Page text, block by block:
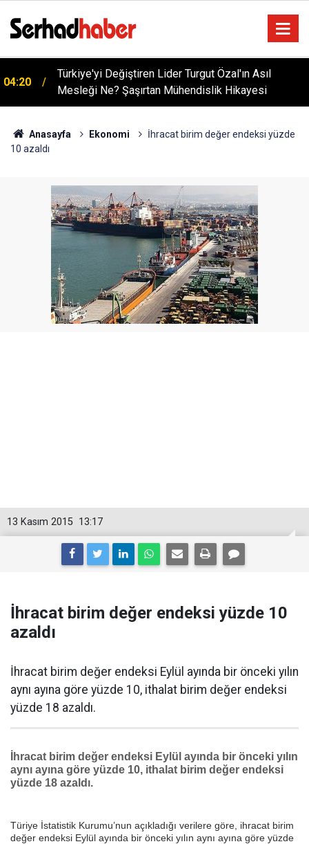
04:20
Türkiye'yi Değiştiren Lider Turgut Özal'ın Asıl
Mesleği Ne? Şaşırtan Mühendislik Hikayesi
Anasayfa Ekonomi
İhracat birim değer endeksi yüzde
10 azaldı
13:17
13 Kasım 2015
İhracat birim değer endeksi yüzde 10
azaldı
İhracat birim değer endeksi Eylül ayında bir önceki yılın
aynı ayına göre yüzde 10, ithalat birim değer endeksi
yüzde 18 azaldı.
İhracat birim değer endeksi Eylül ayında bir önceki yılın
aynı ayına göre yüzde 10, ithalat birim değer endeksi
yüzde 18 azaldı.
Türiye İstatistik Kurumu’nun açıkladığı verilere göre, ihracat birim
değer endeksi Eylül ayında bir önceki yılın aynı ayına göre yüzde